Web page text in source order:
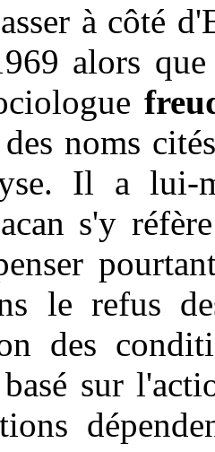
à côté
alors
noms
Il a lui-
s'y
le refus
des
basé sur